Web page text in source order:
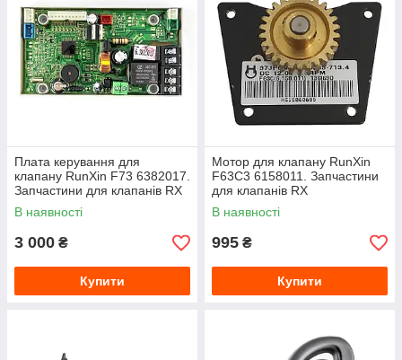
Плата керування для
клапану RunXin F73 6382017.
Запчастини для клапанів RX
В наявності
3 000 ₴
Купити
Мотор для клапану RunXin
F63C3 6158011. Запчастини
для клапанів RX
В наявності
995 ₴
Купити